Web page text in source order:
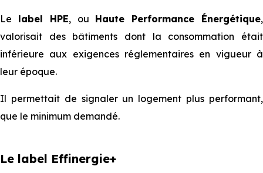
Le label HPE, ou Haute Performance Énergétique,
valorisait des bâtiments dont la consommation était
inférieure aux exigences réglementaires en vigueur à
leur époque.
Il permettait de signaler un logement plus performant,
que le minimum demandé.
Le label Effinergie+